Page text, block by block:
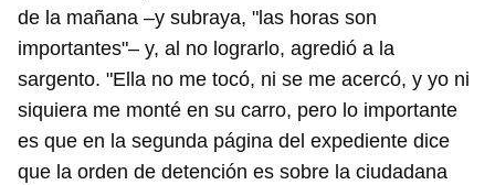
de la mañana –y subraya, "las horas son
importantes"– y, al no lograrlo, agredió a la
sargento. "Ella no me tocó, ni se me acercó, y yo ni
siquiera me monté en su carro, pero lo importante
es que en la segunda página del expediente dice
que la orden de detención es sobre la ciudadana